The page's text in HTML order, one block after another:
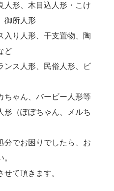
人形、木目込人形・こけ
御所人形
入り人形、干支置物、陶
ど
ンス人形、民俗人形、ビ
ちゃん、バービー人形等
形（ぽぽちゃん、メルち
分でお困りでしたら、お
て頂きます。